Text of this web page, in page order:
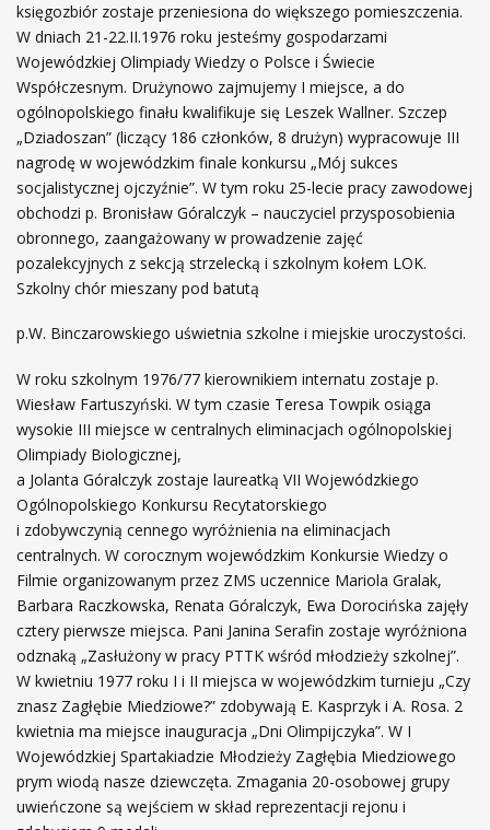
księgozbiór zostaje przeniesiona do większego pomieszczenia.
W dniach 21-22.II.1976 roku jesteśmy gospodarzami
Wojewódzkiej Olimpiady Wiedzy o Polsce i Świecie
Współczesnym. Drużynowo zajmujemy I miejsce, a do
ogólnopolskiego finału kwalifikuje się Leszek Wallner. Szczep
„Dziadoszan” (liczący 186 członków, 8 drużyn) wypracowuje III
nagrodę w wojewódzkim finale konkursu „Mój sukces
socjalistycznej ojczyźnie”. W tym roku 25-lecie pracy zawodowej
obchodzi p. Bronisław Góralczyk – nauczyciel przysposobienia
obronnego, zaangażowany w prowadzenie zajęć
pozalekcyjnych z sekcją strzelecką i szkolnym kołem LOK.
Szkolny chór mieszany pod batutą
p.W. Binczarowskiego uświetnia szkolne i miejskie uroczystości.
W roku szkolnym 1976/77 kierownikiem internatu zostaje p.
Wiesław Fartuszyński. W tym czasie Teresa Towpik osiąga
wysokie III miejsce w centralnych eliminacjach ogólnopolskiej
Olimpiady Biologicznej,
a Jolanta Góralczyk zostaje laureatką VII Wojewódzkiego
Ogólnopolskiego Konkursu Recytatorskiego
i zdobywczynią cennego wyróżnienia na eliminacjach
centralnych. W corocznym wojewódzkim Konkursie Wiedzy o
Filmie organizowanym przez ZMS uczennice Mariola Gralak,
Barbara Raczkowska, Renata Góralczyk, Ewa Dorocińska zajęły
cztery pierwsze miejsca. Pani Janina Serafin zostaje wyróżniona
odznaką „Zasłużony w pracy PTTK wśród młodzieży szkolnej”.
W kwietniu 1977 roku I i II miejsca w wojewódzkim turnieju „Czy
znasz Zagłębie Miedziowe?” zdobywają E. Kasprzyk i A. Rosa. 2
kwietnia ma miejsce inauguracja „Dni Olimpijczyka”. W I
Wojewódzkiej Spartakiadzie Młodzieży Zagłębia Miedziowego
prym wiodą nasze dziewczęta. Zmagania 20-osobowej grupy
uwieńczone są wejściem w skład reprezentacji rejonu i